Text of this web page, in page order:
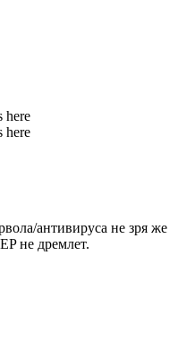
here
here
антивируса не зря же
не дремлет.